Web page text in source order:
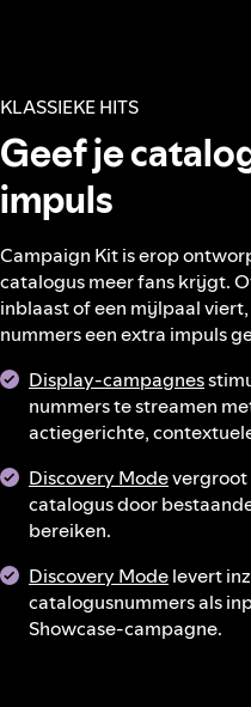
KLASSIEKE HITS
Geef je
impuls
Campaign Kit is erop
catalogus meer fans krijgt.
inblaast of een mijlpaal
nummers een extra impuls
Display-campagnes
nummers te streamen
actiegerichte,
Discovery Modevergroot
catalogus door
bereiken.
Discovery Modelevert
catalogusnummers als
Showcase-campagne.